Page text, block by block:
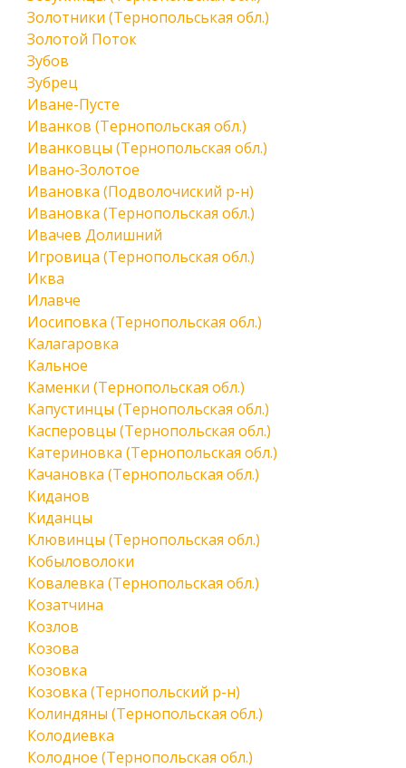
Золотники (Тернопольськая обл.)
Золотой Поток
Зубов
Зубрец
Иване-Пусте
Иванков (Тернопольская обл.)
Иванковцы (Тернопольская обл.)
Ивано-Золотое
Ивановка (Подволочиский р-н)
Ивановка (Тернопольская обл.)
Ивачев Долишний
Игровица (Тернопольская обл.)
Иква
Илавче
Иосиповка (Тернопольская обл.)
Калагаровка
Кальное
Каменки (Тернопольская обл.)
Капустинцы (Тернопольская обл.)
Касперовцы (Тернопольская обл.)
Катериновка (Тернопольская обл.)
Качановка (Тернопольская обл.)
Киданов
Киданцы
Клювинцы (Тернопольская обл.)
Кобыловолоки
Ковалевка (Тернопольская обл.)
Козатчина
Козлов
Козова
Козовка
Козовка (Тернопольский р-н)
Колиндяны (Тернопольская обл.)
Колодиевка
Колодное (Тернопольская обл.)